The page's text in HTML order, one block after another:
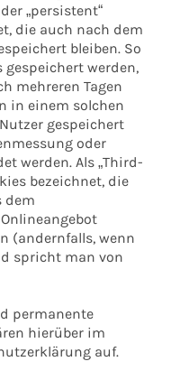
„persistent“
die auch nach dem
bleiben. So
gespeichert werden,
mehreren Tagen
in einem solchen
gespeichert
oder
werden. Als „Third-
bezeichnet, die
dem
(andernfalls, wenn
spricht man von
permanente
hierüber im
auf.